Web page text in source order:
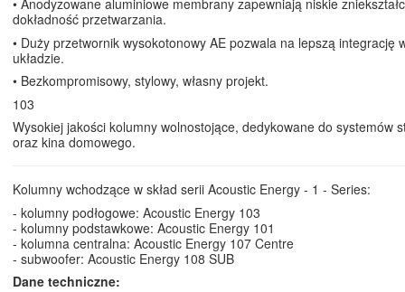
• Anodyzowane aluminiowe membrany zapewniają niskie
dokładność przetwarzania.
• Duży przetwornik wysokotonowy AE pozwala na lepszą integrację
układzie.
• Bezkompromisowy, stylowy, własny projekt.
103
Wysokiej jakości kolumny wolnostojące, dedykowane do systemów
oraz kina domowego.
Kolumny wchodzące w skład serii Acoustic Energy - 1 - Series:
- kolumny podłogowe: Acoustic Energy 103
- kolumny podstawkowe: Acoustic Energy 101
- kolumna centralna: Acoustic Energy 107 Centre
- subwoofer: Acoustic Energy 108 SUB
Dane techniczne: